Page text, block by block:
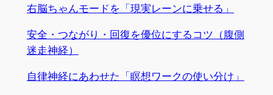
右脳ちゃんモードを「現実レーンに乗せる」
安全・つながり・回復を優位にするコツ（腹側
迷走神経）
自律神経にあわせた「瞑想ワークの使い分け」